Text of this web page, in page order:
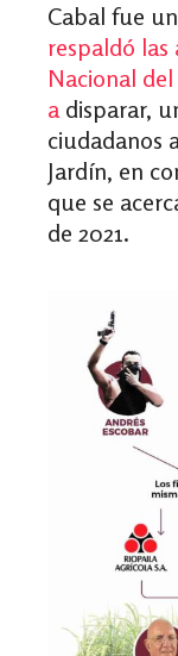
Cabal fue
respaldó las
Nacional del
adisparar,
ciudadanos
Jardín, en
que se
de 2021.